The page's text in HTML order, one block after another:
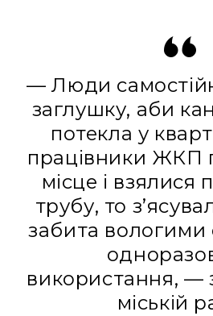
— Люди
заглушку, аби
потекла у
працівники ЖКП
місце і взялися
трубу, то
забита вологими
використання, —
міській